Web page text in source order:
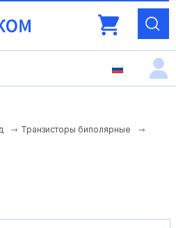
Транзисторы биполярные